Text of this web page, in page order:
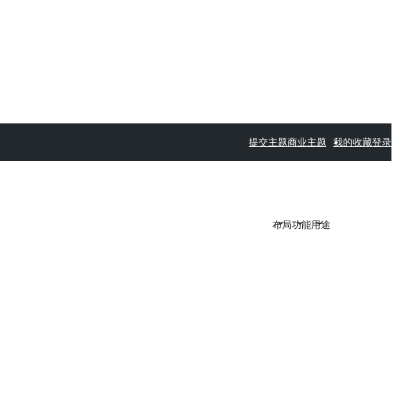
提交主题商业主题 我的收藏登录
布局功能用途